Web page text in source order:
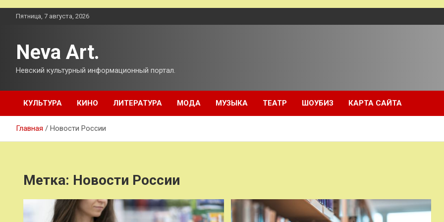
ПерейтиПятница, 7 августа, 2026
Neva Art.
Невский культурный информационный портал.
КУЛЬТУРА КИНО ЛИТЕРАТУРА МОДА МУЗЫКА ТЕАТР ШОУБИЗ КАРТА САЙТА
Главная Новости России
Метка: Новости России